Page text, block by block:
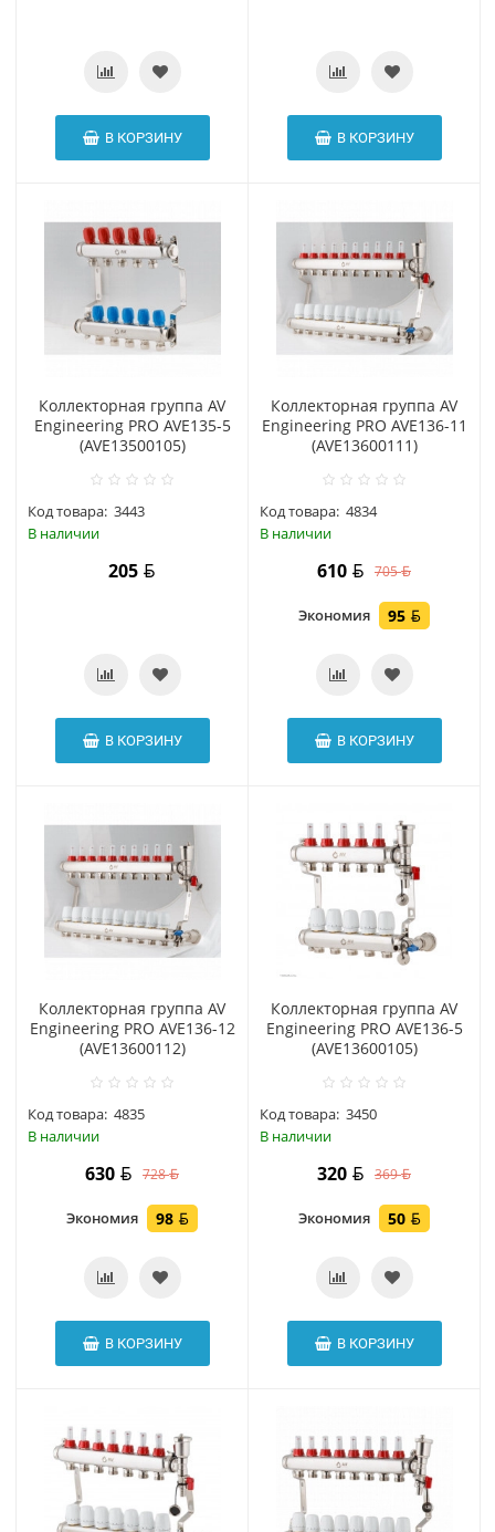
В КОРЗИНУ В КОРЗИНУ
Коллекторная группа AV
Engineering PRO AVE135-5
(AVE13500105)
Код товара: 3443
В наличии
205
В КОРЗИНУ
Коллекторная группа AV
Engineering PRO AVE136-11
(AVE13600111)
Код товара: 4834
В наличии
610 705
Экономия 95
В КОРЗИНУ
Коллекторная группа AV
Engineering PRO AVE136-12
(AVE13600112)
Код товара: 4835
В наличии
630 728
Экономия 98
В КОРЗИНУ
Коллекторная группа AV
Engineering PRO AVE136-5
(AVE13600105)
Код товара: 3450
В наличии
320 369
Экономия 50
В КОРЗИНУ